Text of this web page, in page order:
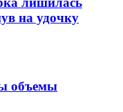
на удочку
объемы